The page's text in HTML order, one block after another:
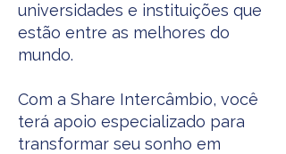
universidades e instituições que
estão entre as melhores do
mundo.
Com a Share Intercâmbio, você
terá apoio especializado para
transformar seu sonho em